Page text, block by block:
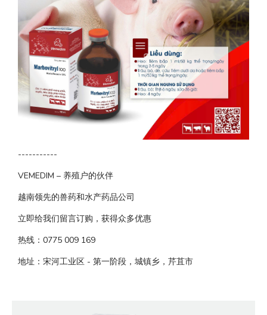
-----------
VEMEDIM – 养殖户的伙伴
越南领先的兽药和水产药品公司
立即给我们留言订购，获得众多优惠
热线：0775 009 169
地址：宋河工业区 - 第一阶段，城镇乡，芹苴市